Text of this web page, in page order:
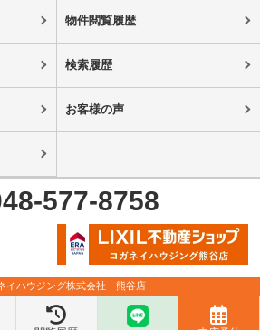
物件閲覧履歴
検索履歴
お客様の声
577-8758
イハウジング株式会社 熊谷店